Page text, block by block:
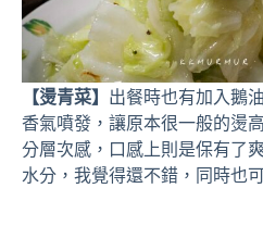
【燙青菜】 出餐時也有加入鵝
香氣噴發，讓原本很一般的燙
分層次感，口感上則是保有了
水分，我覺得還不錯，同時也